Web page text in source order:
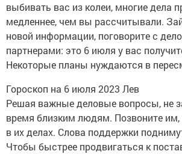
выбивать вас из колеи, многие дела
медленнее, чем вы рассчитывали.
новой информации, поговорите с
партнерами: это 6 июля у вас
Некоторые планы нуждаются в
Гороскоп на 6 июля 2023 Лев
Решая важные деловые вопросы, не
время близким людям. Позвоните им,
в их делах. Слова поддержки
Чтобы быстрее продвигаться к